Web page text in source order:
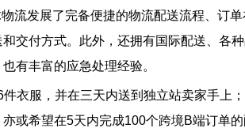
流发展了完备便捷的物流配送流程、订
交付方式。此外，还拥有国际配送、各
有丰富的应急处理经验。
衣服，并在三天内送到独立站卖家手上
或希望在5天内完成100个跨境B端订